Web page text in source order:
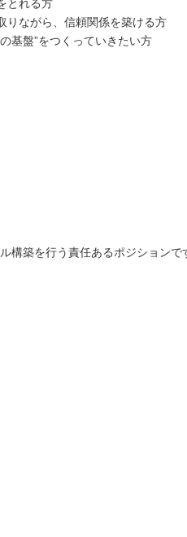
とれる方
りながら、信頼関係を築ける方
基盤”をつくっていきたい方
構築を行う責任あるポジションで